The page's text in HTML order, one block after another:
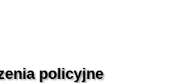
policyjne